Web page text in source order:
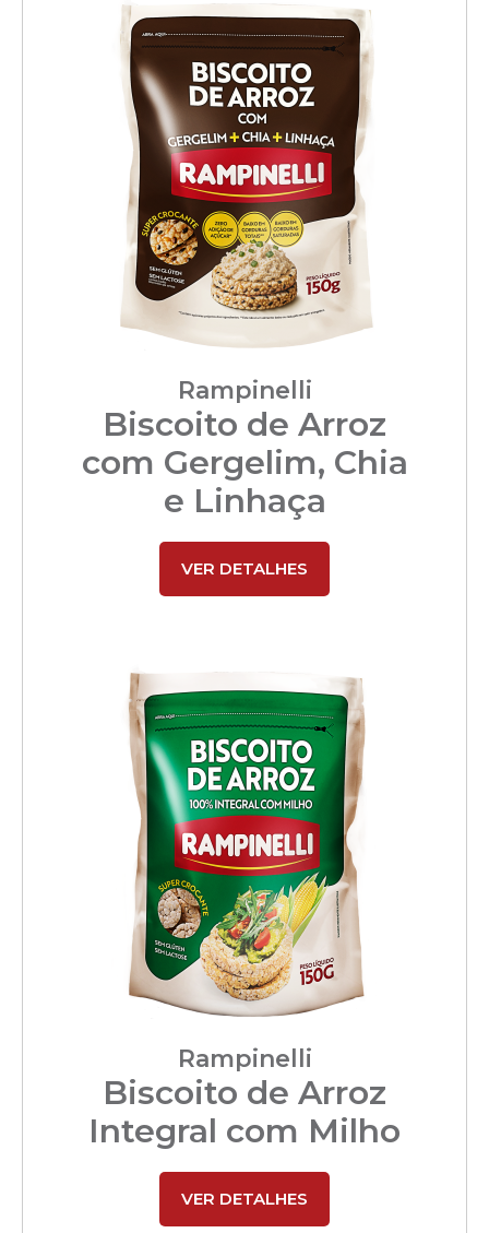
Rampinelli
Biscoito de Arroz
com Gergelim, Chia
e Linhaça
VER DETALHES
Rampinelli
Biscoito de Arroz
Integral com Milho
VER DETALHES